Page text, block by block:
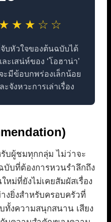
บหัวใจของต้นฉบับได้
ะเสน่ห์ของ ‘โอฮาน่า’
ะมีข้อบกพร่องเล็กน้อย
จังหวะการเล่าเรื่อง
บผู้ชมทุกกลุ่ม ไม่ว่าจะ
บที่ต้องการหวนรำลึกถึง
ม่ที่ยังไม่เคยสัมผัสเรื่อง
งยิ่งสำหรับครอบครัวที่
ทั้งความสนุกสนาน เสียง